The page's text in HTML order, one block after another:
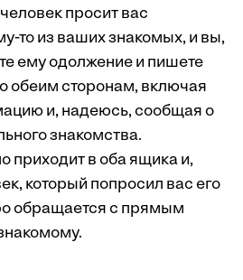
просит вас
то из ваших знакомых, и вы,
ему одолжение и пишете
обеим сторонам, включая
и, надеюсь, сообщая о
знакомства.
приходит в оба ящика и,
который попросил вас его
обращается с прямым